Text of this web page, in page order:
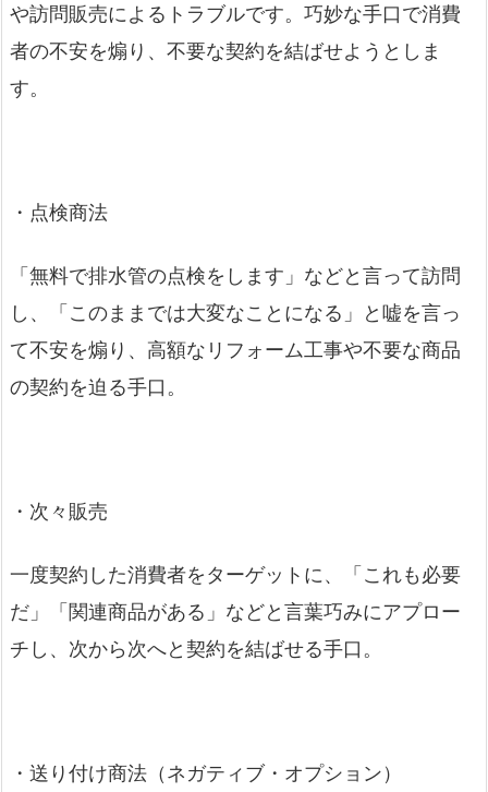
や訪問販売によるトラブルです。巧妙な手口で消費
者の不安を煽り、不要な契約を結ばせようとしま
す。
・点検商法
「無料で排水管の点検をします」などと言って訪問
し、「このままでは大変なことになる」と嘘を言っ
て不安を煽り、高額なリフォーム工事や不要な商品
の契約を迫る手口。
・次々販売
一度契約した消費者をターゲットに、「これも必要
だ」「関連商品がある」などと言葉巧みにアプロー
チし、次から次へと契約を結ばせる手口。
・送り付け商法（ネガティブ・オプション）